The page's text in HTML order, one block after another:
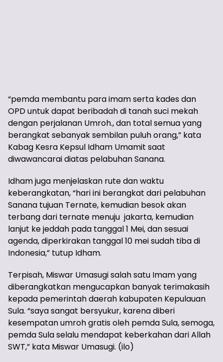
“pemda membantu para imam serta kades dan
OPD untuk dapat beribadah di tanah suci mekah
dengan perjalanan Umroh., dan total semua yang
berangkat sebanyak sembilan puluh orang,” kata
Kabag Kesra Kepsul Idham Umamit saat
diwawancarai diatas pelabuhan Sanana.
Idham juga menjelaskan rute dan waktu
keberangkatan, “hari ini berangkat dari pelabuhan
Sanana tujuan Ternate, kemudian besok akan
terbang dari ternate menuju jakarta, kemudian
lanjut ke jeddah pada tanggal 1 Mei, dan sesuai
agenda, diperkirakan tanggal 10 mei sudah tiba di
Indonesia,” tutup Idham.
Terpisah, Miswar Umasugi salah satu Imam yang
diberangkatkan mengucapkan banyak terimakasih
kepada pemerintah daerah kabupaten Kepulauan
Sula. “saya sangat bersyukur, karena diberi
kesempatan umroh gratis oleh pemda Sula, semoga,
pemda Sula selalu mendapat keberkahan dari Allah
SWT,” kata Miswar Umasugi. (ilo)